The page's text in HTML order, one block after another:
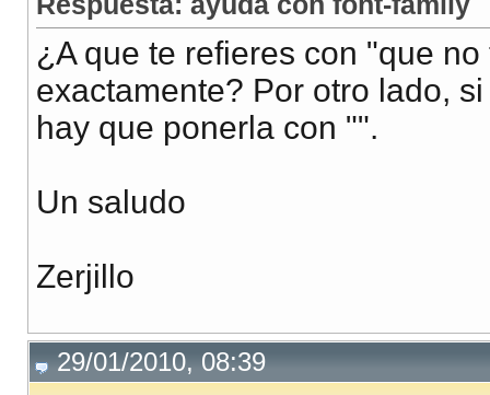
¿A que te refieres con "que
exactamente? Por otro lado,
hay que ponerla con "".
Un saludo
Zerjillo
29/01/2010, 08:39